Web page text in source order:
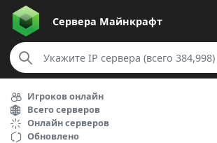
Сервера Майнкрафт
Игроков онлайн
Всего серверов
Онлайн серверов
Обновлено